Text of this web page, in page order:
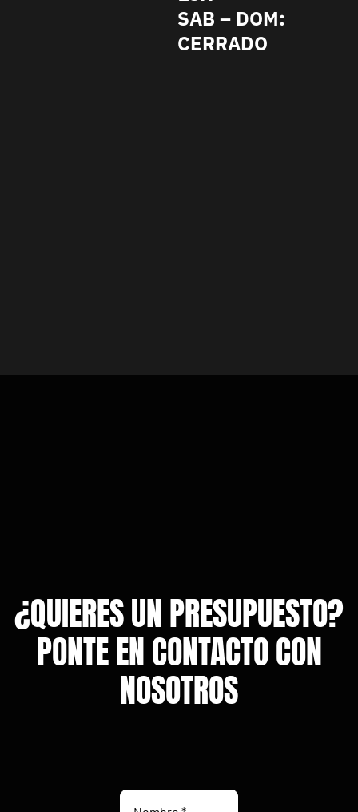
SAB – DOM:
CERRADO
¿QUIERES UN PRESUPUESTO?
PONTE EN CONTACTO CON
NOSOTROS